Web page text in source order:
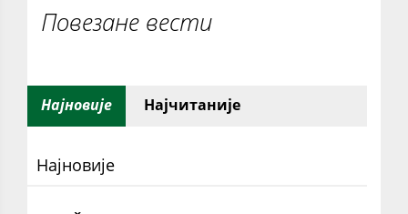
Повезане вести
Најновије Најчитаније
Најновије